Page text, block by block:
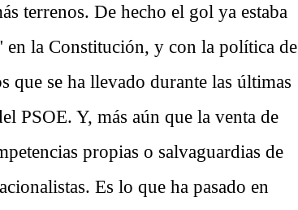
terrenos. De hecho el gol ya estaba
la Constitución, y con la política de
que se ha llevado durante las últimas
PSOE. Y, más aún que la venta de
propias o salvaguardias de
Es lo que ha pasado en